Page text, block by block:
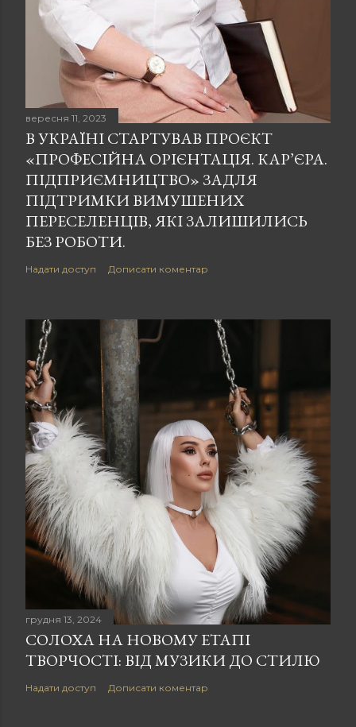
вересня 11, 2023
В УКРАЇНІ СТАРТУВАВ ПРОЄКТ
«ПРОФЕСІЙНА ОРІЄНТАЦІЯ. КАР’ЄРА.
ПІДПРИЄМНИЦТВО» ЗАДЛЯ
ПІДТРИМКИ ВИМУШЕНИХ
ПЕРЕСЕЛЕНЦІВ, ЯКІ ЗАЛИШИЛИСЬ
БЕЗ РОБОТИ.
Надати доступ Дописати коментар
грудня 13, 2024
СОЛОХА НА НОВОМУ ЕТАПІ
ТВОРЧОСТІ: ВІД МУЗИКИ ДО СТИЛЮ
Надати доступ Дописати коментар